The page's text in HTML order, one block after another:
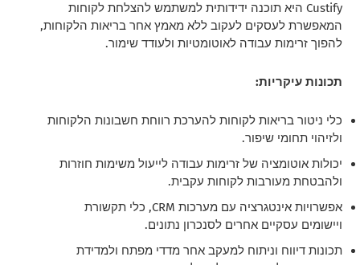
Custify היא תוכנה ידידותית למשתמש להצלחת לקוחות
המאפשרת לעסקים לעקוב ללא מאמץ אחר בריאות הלקוחות,
להפוך זרימות עבודה לאוטומטיות ולעודד שימור.
תכונות עיקריות:
כלי ניטור בריאות לקוחות להערכת רווחת חשבונות הלקוחות
ולזיהוי תחומי שיפור.
יכולות אוטומציה של זרימות עבודה לייעול משימות חוזרות
ולהבטחת מעורבות לקוחות עקבית.
אפשרויות אינטגרציה עם מערכות CRM, כלי תקשורת
ויישומים עסקיים אחרים לסנכרון נתונים.
תכונות דיווח וניתוח למעקב אחר מדדי מפתח ולמדידת